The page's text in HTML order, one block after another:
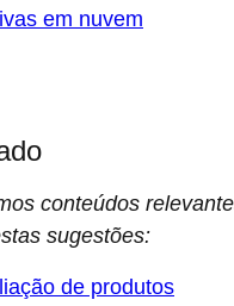
em nuvem
conteúdos
sugestões:
de produtos